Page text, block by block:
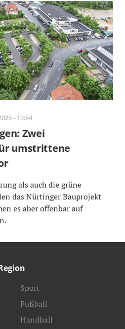
- 13:54
Zwei
umstrittene
als auch die grüne
das Nürtinger Bauprojekt
es aber offenbar auf
Sport
Fußball
Handball